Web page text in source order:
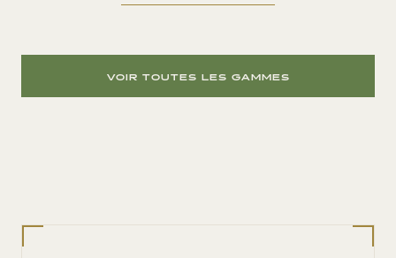
VOIR TOUTES LES GAMMES